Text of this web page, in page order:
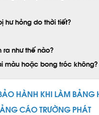
hư hỏng do thời tiết?
ra như thế nào?
màu hoặc bong tróc không?
HÀNH KHI LÀM BẢNG
CÁO TRƯỜNG PHÁT